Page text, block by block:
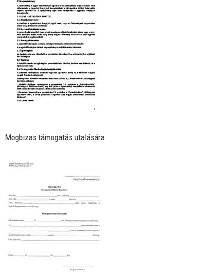
Megbizas támogatás utalására